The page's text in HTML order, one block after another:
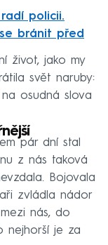
policii.
bránit před
život, jako my
svět naruby:
na osudná slova
pár dní stal
z nás taková
Bojovala
zvládla nádor
nás, do
nejhorší je za